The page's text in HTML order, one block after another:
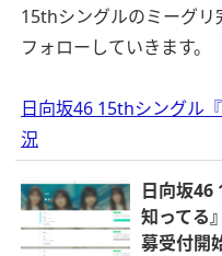
15thシングルのミーグ
フォローしていきます。
日向坂46 15thシングル
況
日向坂46
知ってる
募受付開